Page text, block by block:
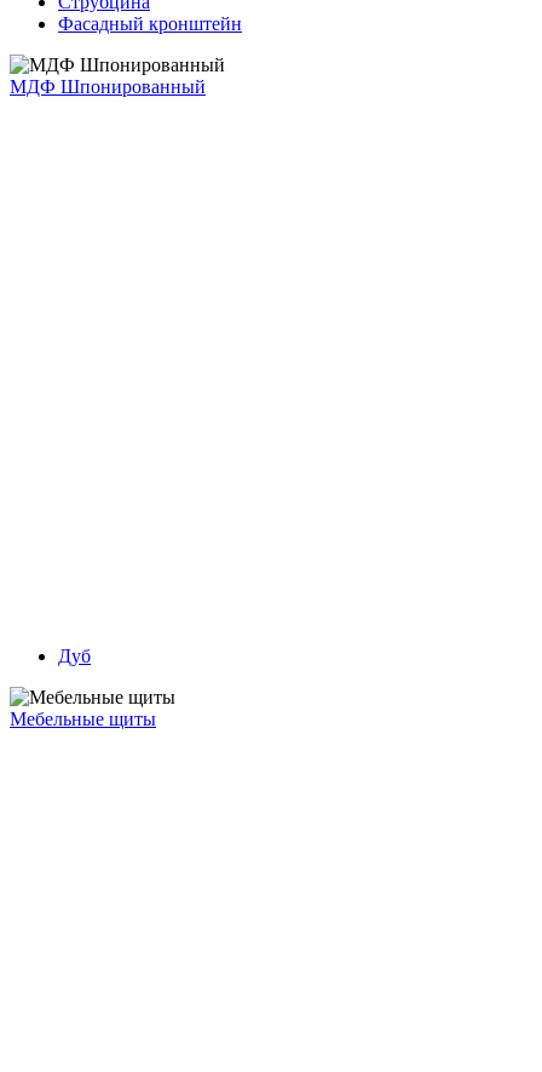
Фасадный кронштейн
МДФ Шпонированный
Дуб
Мебельные щиты